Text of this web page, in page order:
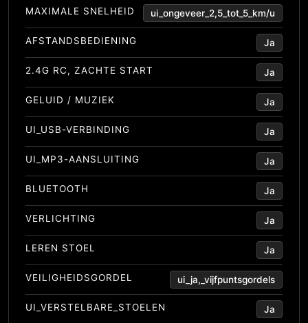
MAXIMALE SNELHEID ui_ongeveer_2,5_tot_5_km/u
AFSTANDSBEDIENING Ja
2.4G RC, ZACHTE START Ja
GELUID / MUZIEK Ja
UI_USB-VERBINDING Ja
UI_MP3-AANSLUITING Ja
BLUETOOTH Ja
VERLICHTING Ja
LEREN STOEL Ja
VEILIGHEIDSGORDEL ui_ja,_vijfpuntsgordels
UI_VERSTELBARE_STOELEN Ja